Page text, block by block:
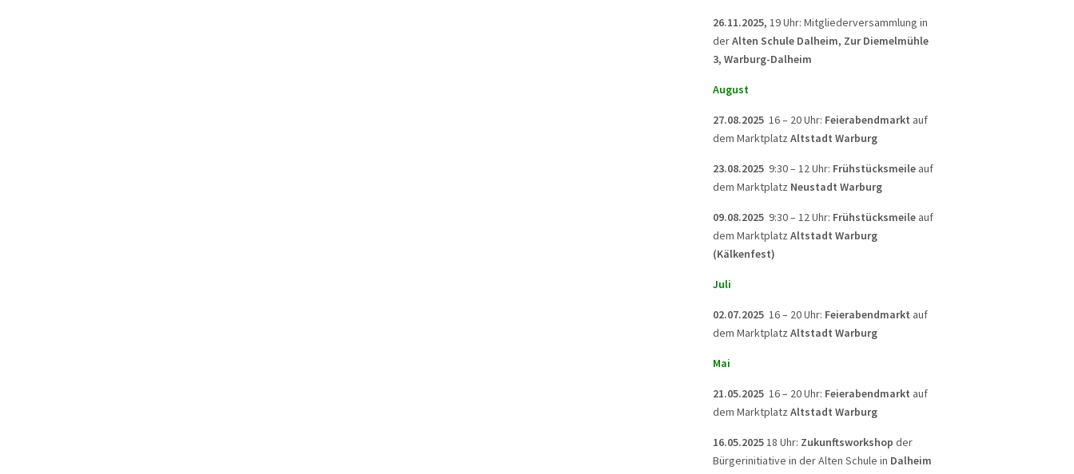
26.11.2025, 19 Uhr: Mitgliederversammlung in
derAlten Schule Dalheim, Zur Diemelmühle
3, Warburg-Dalheim
August
27.08.2025 16 – 20 Uhr: Feierabendmarkt auf
dem Marktplatz Altstadt Warburg
23.08.2025 9:30 – 12 Uhr: Frühstücksmeile auf
dem Marktplatz Neustadt Warburg
09.08.2025 9:30 – 12 Uhr: Frühstücksmeile auf
dem Marktplatz Altstadt Warburg
(Kälkenfest)
Juli
02.07.2025 16 – 20 Uhr: Feierabendmarkt auf
dem Marktplatz Altstadt Warburg
Mai
21.05.2025 16 – 20 Uhr: Feierabendmarkt auf
dem Marktplatz Altstadt Warburg
16.05.202518 Uhr: Zukunftsworkshop der
Bürgerinitiative in der Alten Schule in Dalheim